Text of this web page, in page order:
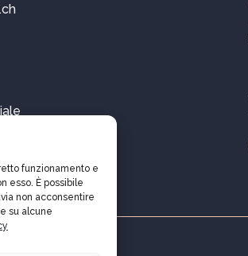
funzionamento e
esso. È possibile
non acconsentire
su alcune